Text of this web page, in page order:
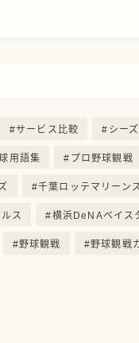
サービス比較 シー
用語集 プロ野球観戦
千葉ロッテマリーン
ス 横浜DeNAベイス
野球観戦 野球観戦